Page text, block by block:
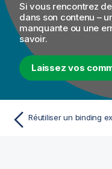
Si vous rencontrez
dans son contenu –
manquante ou une
savoir.
Laissez vos
Réutiliser un binding